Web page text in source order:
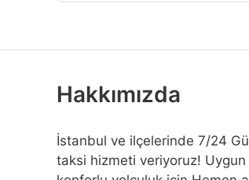
Hakkımızda
İstanbul ve ilçelerinde 7/24
taksi hizmeti veriyoruz! Uygun